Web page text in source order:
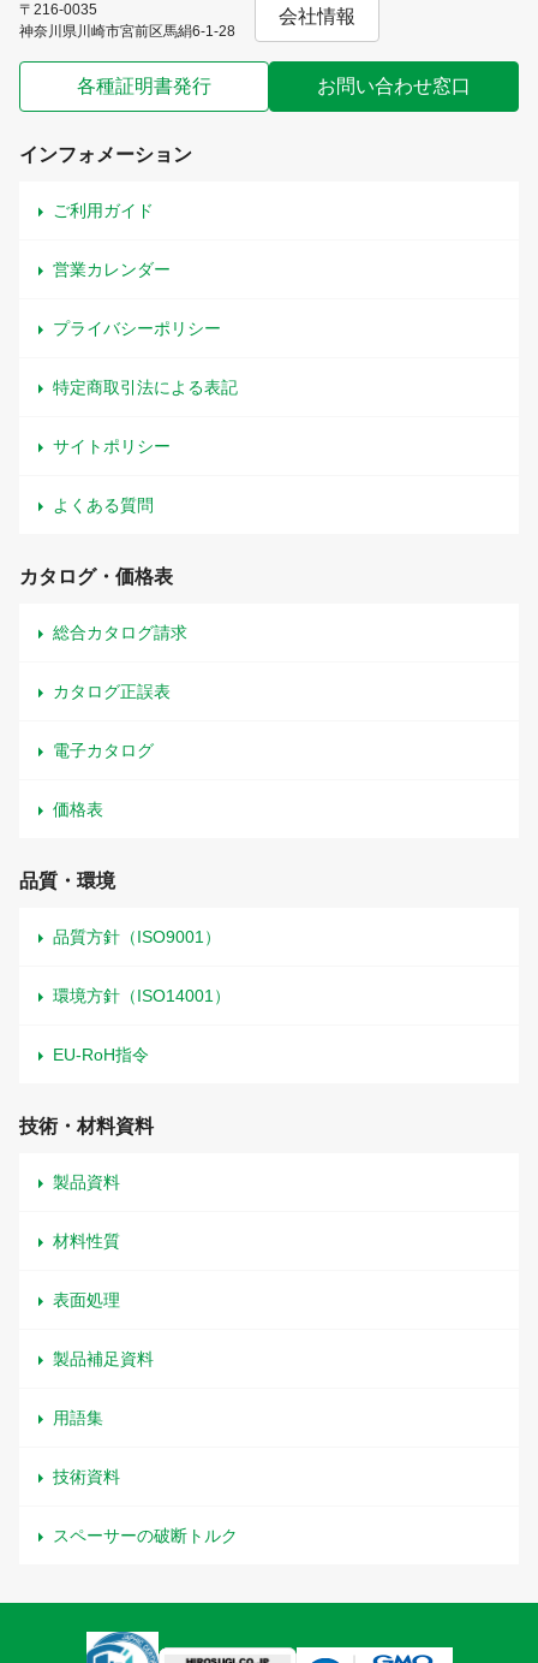
〒216-0035
神奈川県川崎市宮前区馬絹6-1-28
会社情報
各種証明書発行 お問い合わせ窓口
インフォメーション
ご利用ガイド
営業カレンダー
プライバシーポリシー
特定商取引法による表記
サイトポリシー
よくある質問
カタログ・価格表
総合カタログ請求
カタログ正誤表
電子カタログ
価格表
品質・環境
品質方針（ISO9001）
環境方針（ISO14001）
EU-RoH指令
技術・材料資料
製品資料
材料性質
表面処理
製品補足資料
用語集
技術資料
スペーサーの破断トルク